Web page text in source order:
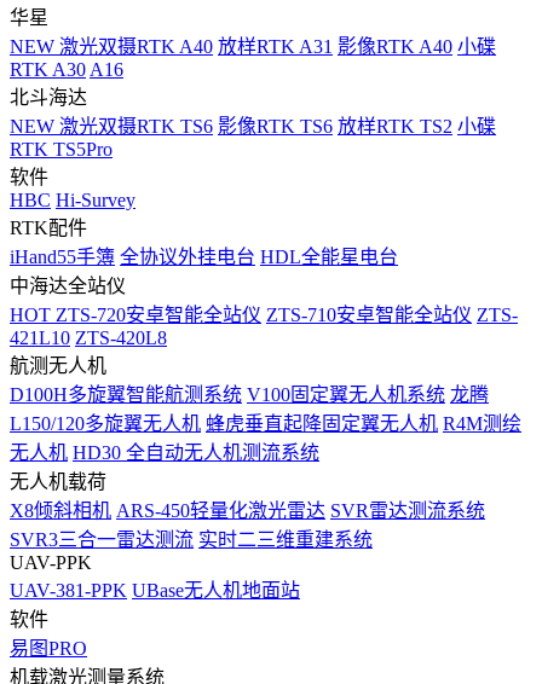
华星
NEW 激光双摄RTK A40 放样RTK A31 影像RTK A40 小碟
RTK A30 A16
北斗海达
NEW 激光双摄RTK TS6 影像RTK TS6 放样RTK TS2 小碟
RTK TS5Pro
软件
HBC Hi-Survey
RTK配件
iHand55手簿 全协议外挂电台 HDL全能星电台
中海达全站仪
HOT ZTS-720安卓智能全站仪 ZTS-710安卓智能全站仪 ZTS-
421L10 ZTS-420L8
航测无人机
D100H多旋翼智能航测系统 V100固定翼无人机系统 龙腾
L150/120多旋翼无人机 蜂虎垂直起降固定翼无人机 R4M测绘
无人机 HD30 全自动无人机测流系统
无人机载荷
X8倾斜相机 ARS-450轻量化激光雷达 SVR雷达测流系统
SVR3三合一雷达测流 实时二三维重建系统
UAV-PPK
UAV-381-PPK UBase无人机地面站
软件
易图PRO
机载激光测量系统